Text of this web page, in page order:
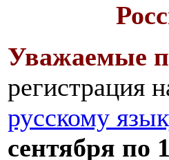
Уважаемые
регистрация
русскому
сентября по